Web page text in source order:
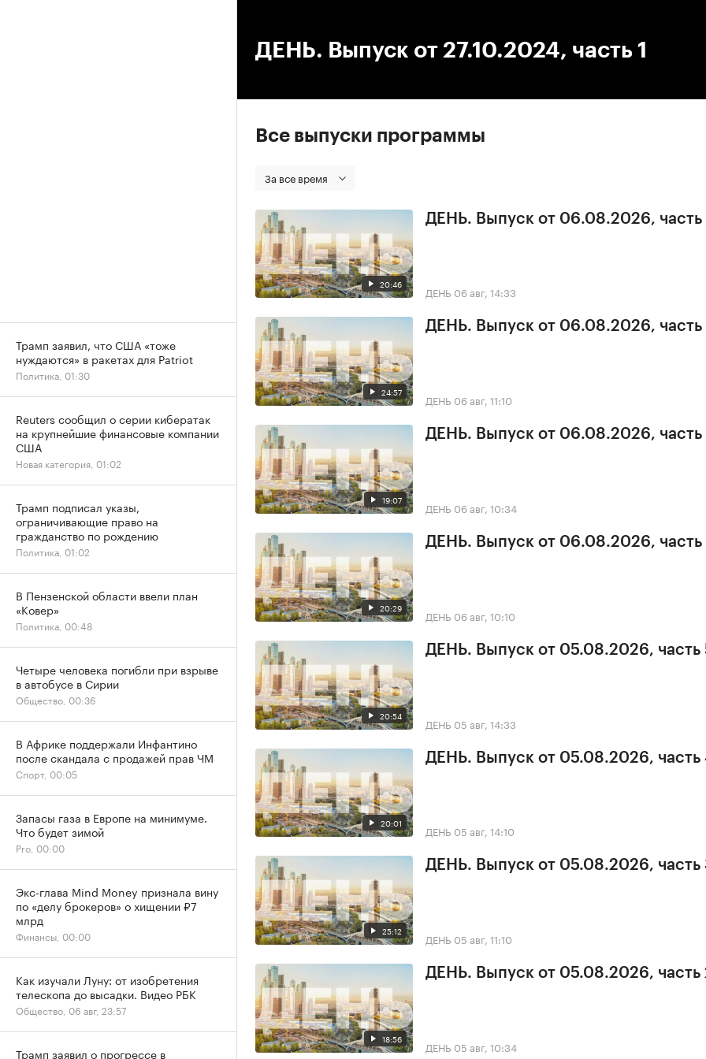
ДЕНЬ. Выпуск от 27.10.2024, часть 1
Все выпуски программы
За все время
20:46
ДЕНЬ. Выпуск от 06.08.2026, часть
ДЕНЬ 06 авг, 14:33
24:57
ДЕНЬ. Выпуск от 06.08.2026, часть
ДЕНЬ 06 авг, 11:10
19:07
ДЕНЬ. Выпуск от 06.08.2026, часть
ДЕНЬ 06 авг, 10:34
20:29
ДЕНЬ. Выпуск от 06.08.2026, часть
ДЕНЬ 06 авг, 10:10
20:54
ДЕНЬ. Выпуск от 05.08.2026, часть
ДЕНЬ 05 авг, 14:33
20:01
ДЕНЬ. Выпуск от 05.08.2026, часть
ДЕНЬ 05 авг, 14:10
25:12
ДЕНЬ. Выпуск от 05.08.2026, часть
ДЕНЬ 05 авг, 11:10
18:56
ДЕНЬ. Выпуск от 05.08.2026, часть
ДЕНЬ 05 авг, 10:34
Трамп заявил, что США «тоже
нуждаются» в ракетах для Patriot
Политика, 01:30
Reuters сообщил о серии кибератак
на крупнейшие финансовые компании
США
Новая категория, 01:02
Трамп подписал указы,
ограничивающие право на
гражданство по рождению
Политика, 01:02
В Пензенской области ввели план
«Ковер»
Политика, 00:48
Четыре человека погибли при взрыве
в автобусе в Сирии
Общество, 00:36
В Африке поддержали Инфантино
после скандала с продажей прав ЧМ
Спорт, 00:05
Запасы газа в Европе на минимуме.
Что будет зимой
Pro, 00:00
Экс-глава Mind Money признала вину
по «делу брокеров» о хищении ₽7
млрд
Финансы, 00:00
Как изучали Луну: от изобретения
телескопа до высадки. Видео РБК
Общество, 06 авг, 23:57
Трамп заявил о прогрессе в